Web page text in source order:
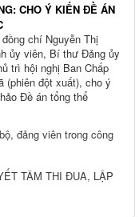
CHO Ý KIẾN ĐỀ ÁN
chí Nguyễn Thị
ủy viên, Bí thư Đảng ủy
trì hội nghị Ban Chấp
(phiên đột xuất), cho ý
Đề án tổng thể
đảng viên trong công
TÂM THI ĐUA, LẬP